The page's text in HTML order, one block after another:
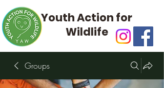
Youth Action for
Wildlife
Groups